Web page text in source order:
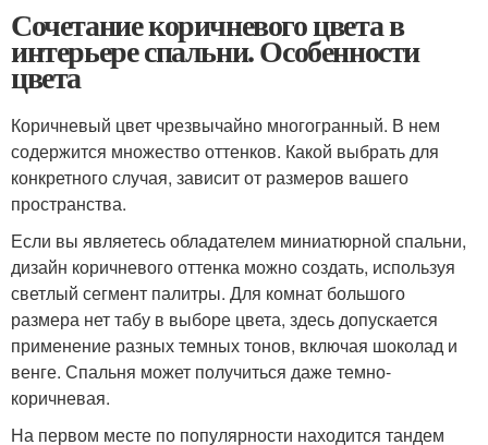
Сочетание коричневого цвета в
интерьере спальни. Особенности
цвета
Коричневый цвет чрезвычайно многогранный. В нем
содержится множество оттенков. Какой выбрать для
конкретного случая, зависит от размеров вашего
пространства.
Если вы являетесь обладателем миниатюрной спальни,
дизайн коричневого оттенка можно создать, используя
светлый сегмент палитры. Для комнат большого
размера нет табу в выборе цвета, здесь допускается
применение разных темных тонов, включая шоколад и
венге. Спальня может получиться даже темно-
коричневая.
На первом месте по популярности находится тандем